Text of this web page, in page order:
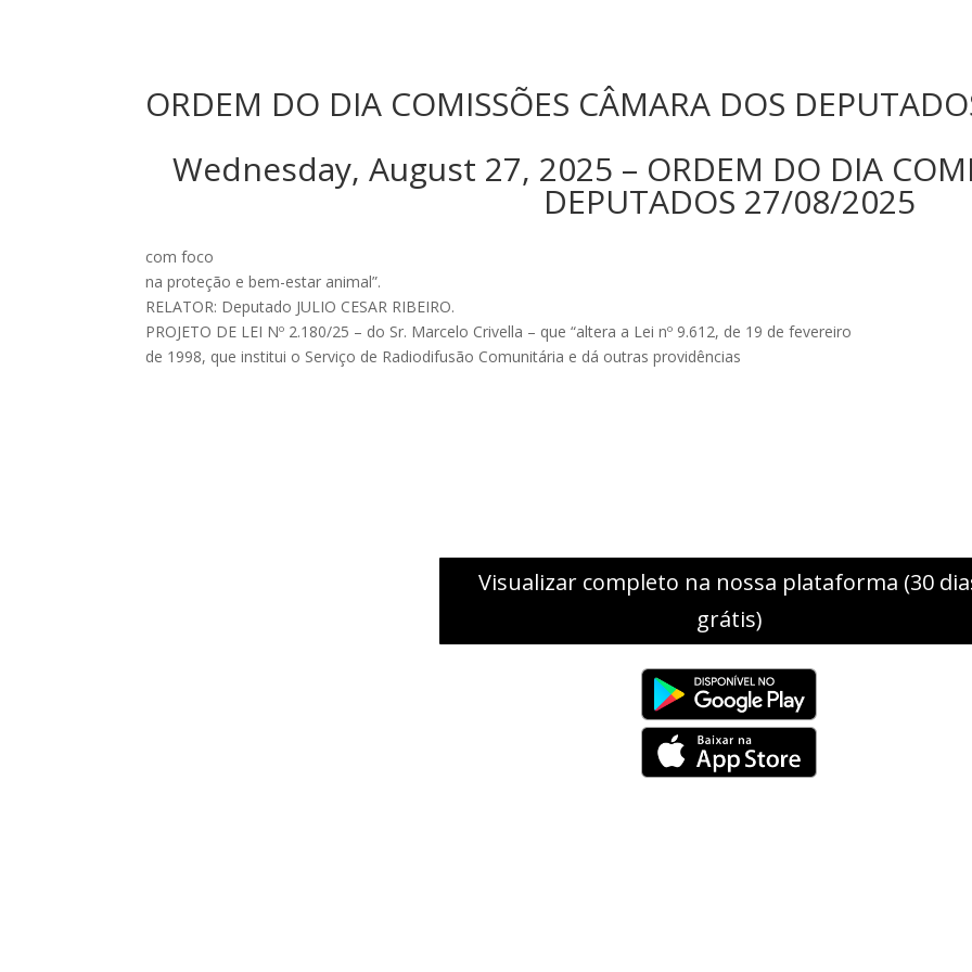
ORDEM DO DIA COMISSÕES CÂMARA DOS
Wednesday, August 27, 2025 – ORDEM DO DIA
DEPUTADOS 27/08/2025
com foco
na proteção e bem-estar animal”.
RELATOR: Deputado JULIO CESAR RIBEIRO.
PROJETO DE LEI Nº 2.180/25 – do Sr. Marcelo Crivella – que “altera a Lei nº 9.612, de 19 de fevereiro
de 1998, que institui o Serviço de Radiodifusão Comunitária e dá outras providências
Visualizar completo na nossa plataforma (30
grátis)